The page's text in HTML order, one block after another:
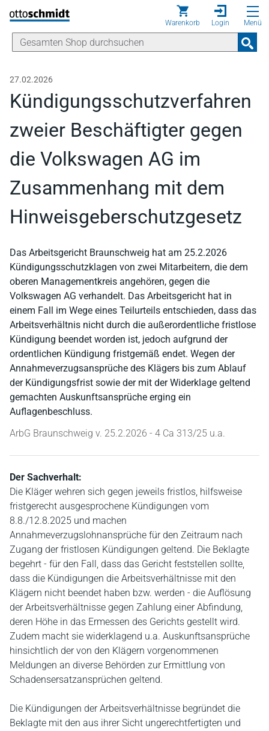
Direkt zum Inhalt
Warenkorb Login Menü
27.02.2026
Kündigungsschutzverfahren
zweier Beschäftigter gegen
die Volkswagen AG im
Zusammenhang mit dem
Hinweisgeberschutzgesetz
Das Arbeitsgericht Braunschweig hat am 25.2.2026
Kündigungsschutzklagen von zwei Mitarbeitern, die dem
oberen Managementkreis angehören, gegen die
Volkswagen AG verhandelt. Das Arbeitsgericht hat in
einem Fall im Wege eines Teilurteils entschieden, dass das
Arbeitsverhältnis nicht durch die außerordentliche fristlose
Kündigung beendet worden ist, jedoch aufgrund der
ordentlichen Kündigung fristgemäß endet. Wegen der
Annahmeverzugsansprüche des Klägers bis zum Ablauf
der Kündigungsfrist sowie der mit der Widerklage geltend
gemachten Auskunftsansprüche erging ein
Auflagenbeschluss.
ArbG Braunschweig v. 25.2.2026 - 4 Ca 313/25 u.a.
Der Sachverhalt:
Die Kläger wehren sich gegen jeweils fristlos, hilfsweise
fristgerecht ausgesprochene Kündigungen vom
8.8./12.8.2025 und machen
Annahmeverzugslohnansprüche für den Zeitraum nach
Zugang der fristlosen Kündigungen geltend. Die Beklagte
begehrt - für den Fall, dass das Gericht feststellen sollte,
dass die Kündigungen die Arbeitsverhältnisse mit den
Klägern nicht beendet haben bzw. werden - die Auflösung
der Arbeitsverhältnisse gegen Zahlung einer Abfindung,
deren Höhe in das Ermessen des Gerichts gestellt wird.
Zudem macht sie widerklagend u.a. Auskunftsansprüche
hinsichtlich der von den Klägern vorgenommenen
Meldungen an diverse Behörden zur Ermittlung von
Schadensersatzansprüchen geltend.
Die Kündigungen der Arbeitsverhältnisse begründet die
Beklagte mit den aus ihrer Sicht ungerechtfertigten und